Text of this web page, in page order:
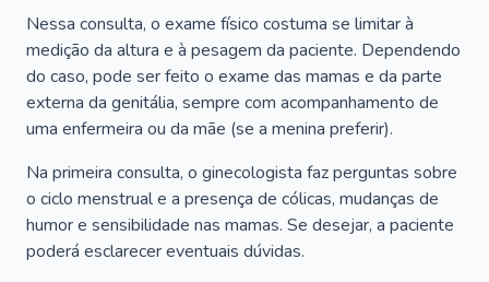
Nessa consulta, o exame físico costuma se limitar à
medição da altura e à pesagem da paciente. Dependendo
do caso, pode ser feito o exame das mamas e da parte
externa da genitália, sempre com acompanhamento de
uma enfermeira ou da mãe (se a menina preferir).
Na primeira consulta, o ginecologista faz perguntas sobre
o ciclo menstrual e a presença de cólicas, mudanças de
humor e sensibilidade nas mamas. Se desejar, a paciente
poderá esclarecer eventuais dúvidas.